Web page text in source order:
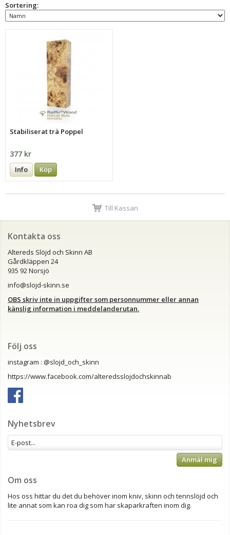
Sortering:
Stabiliserat trä Poppel
377 kr
Info Köp
Till Kassan
Kontakta oss
Altereds Slöjd och Skinn AB
Gårdkläppen 24
935 92 Norsjö
info@slojd-skinn.se
OBS skriv inte in uppgifter som personnummer eller annan
känslig information i meddelanderutan.
Följ oss
instagram : @slojd_och_skinn
https://www.facebook.com/alteredsslojdochskinnab
Nyhetsbrev
Anmäl mig
Om oss
Hos oss hittar du det du behöver inom kniv, skinn och tennslöjd och
lite annat som kan roa dig som har skaparkraften inom dig.